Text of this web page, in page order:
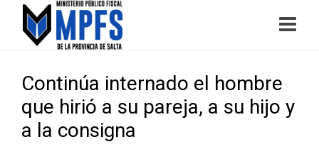
Continúa internado el hombre
que hirió a su pareja, a su hijo y
a la consigna